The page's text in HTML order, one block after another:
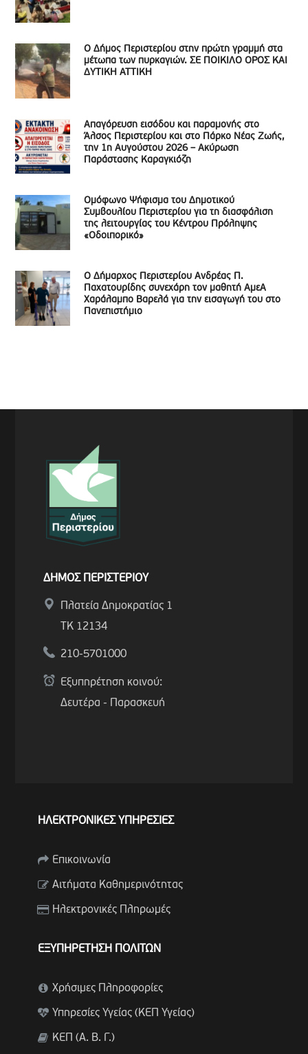
Ο Δήμος Περιστερίου στην πρώτη γραμμή στα
μέτωπα των πυρκαγιών. ΣΕ ΠΟΙΚΙΛΟ ΟΡΟΣ ΚΑΙ
ΔΥΤΙΚΗ ΑΤΤΙΚΗ
Απαγόρευση εισόδου και παραμονής στο
Άλσος Περιστερίου και στο Πάρκο Νέας Ζωής,
την 1η Αυγούστου 2026 – Ακύρωση
Παράστασης Καραγκιόζη
Ομόφωνο Ψήφισμα του Δημοτικού
Συμβουλίου Περιστερίου για τη διασφάλιση
της λειτουργίας του Κέντρου Πρόληψης
«Οδοιπορικό»
Ο Δήμαρχος Περιστερίου Ανδρέας Π.
Παχατουρίδης συνεχάρη τον μαθητή ΑμεΑ
Χαράλαμπο Βαρελά για την εισαγωγή του στο
Πανεπιστήμιο
ΔΗΜΟΣ ΠΕΡΙΣΤΕΡΙΟΥ
Πλατεία Δημοκρατίας 1
ΤΚ 12134
210-5701000
Εξυπηρέτηση κοινού:
Δευτέρα - Παρασκευή
ΗΛΕΚΤΡΟΝΙΚΕΣ ΥΠΗΡΕΣΙΕΣ
Επικοινωνία
Αιτήματα Καθημερινότητας
Ηλεκτρονικές Πληρωμές
ΕΞΥΠΗΡΕΤΗΣΗ ΠΟΛΙΤΩΝ
Χρήσιμες Πληροφορίες
Υπηρεσίες Υγείας (ΚΕΠ Υγείας)
ΚΕΠ (Α. Β. Γ.)